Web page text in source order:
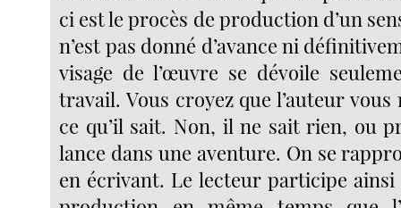
ci est le procès de production d’un
n’est pas donné d’avance ni
visage de l’œuvre se dévoile
travail. Vous croyez que l’auteur
ce qu’il sait. Non, il ne sait rien, ou
lance dans une aventure. On se
en écrivant. Le lecteur participe ainsi